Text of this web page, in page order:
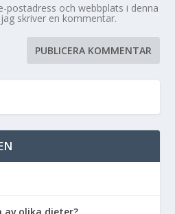
postadress och webbplats i denna
skriver en kommentar.